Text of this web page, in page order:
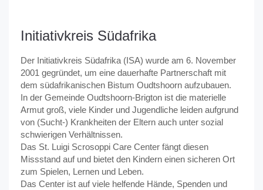
Initiativkreis Südafrika
Der Initiativkreis Südafrika (ISA) wurde am 6. November
2001 gegründet, um eine dauerhafte Partnerschaft mit
dem südafrikanischen Bistum Oudtshoorn aufzubauen.
In der Gemeinde Oudtshoorn-Brigton ist die materielle
Armut groß, viele Kinder und Jugendliche leiden aufgrund
von (Sucht-) Krankheiten der Eltern auch unter sozial
schwierigen Verhältnissen.
Das St. Luigi Scrosoppi Care Center fängt diesen
Missstand auf und bietet den Kindern einen sicheren Ort
zum Spielen, Lernen und Leben.
Das Center ist auf viele helfende Hände, Spenden und